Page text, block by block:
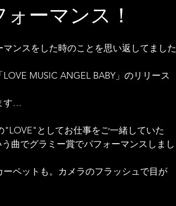
ーマンス！
ンスをした時のことを思い返してました
MUSIC ANGEL BABY」のリリース
す…
"LOVE"としてお仕事をご一緒していた
曲でグラミー賞でパフォーマンスしまし
ペットも。カメラのフラッシュで目が